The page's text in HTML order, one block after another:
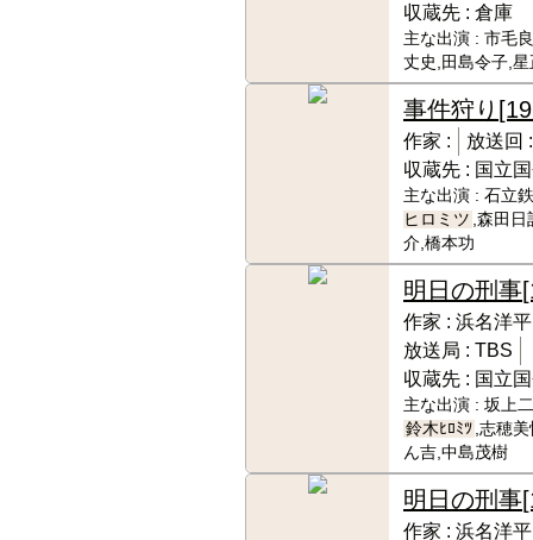
収蔵先 : 倉庫
主な出演 : 市毛
丈史,田島令子,星
事件狩り
作家 :
放送回 :
収蔵先 : 国立
主な出演 : 石立
ヒロミツ ,森田
介,橋本功
明日の刑事
作家 : 浜名洋平
放送局 : TBS
収蔵先 : 国立
主な出演 : 坂上
鈴木ﾋﾛﾐﾂ ,志穂
ん吉,中島茂樹
明日の刑事
作家 : 浜名洋